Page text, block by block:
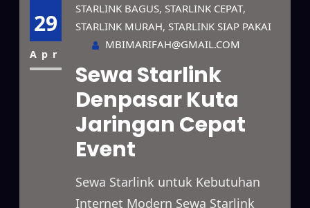
lapangan, event, hingga
penggunaan pribadi dengan
sistem sewa yang fleksibel.
Bahkan, jaringannya mampu
menjangkau daerah terpencil,
lokasi dengan sinyal terbatas,
serta area yang belum terlayani
jaringan fiber…
29
Apr
STARLINK BAGUS, STARLINK CEPAT
STARLINK MURAH, STARLINK SIAP PAKAI
MBIMARIFAH@GMAIL.COM
Sewa Starlink
Denpasar Kuta
Jaringan Cepat
Event
Sewa Starlink untuk Kebutuhan
Internet Modern Sewa Starlink